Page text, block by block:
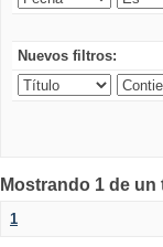
Nuevos filtros:
Mostrando 1 de
1